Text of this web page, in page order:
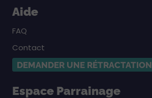
Aide
FAQ
Contact
DEMANDER UNE RÉTRACTATION
Espace Parrainage